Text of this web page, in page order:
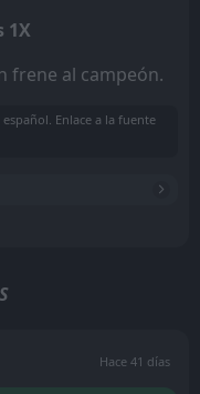
1X
frene al campeón.
Enlace a la fuente
Hace 41 días